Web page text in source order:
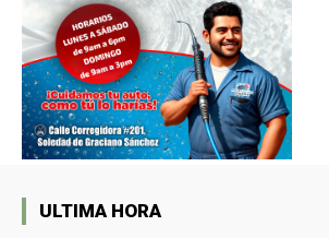
ULTIMA HORA